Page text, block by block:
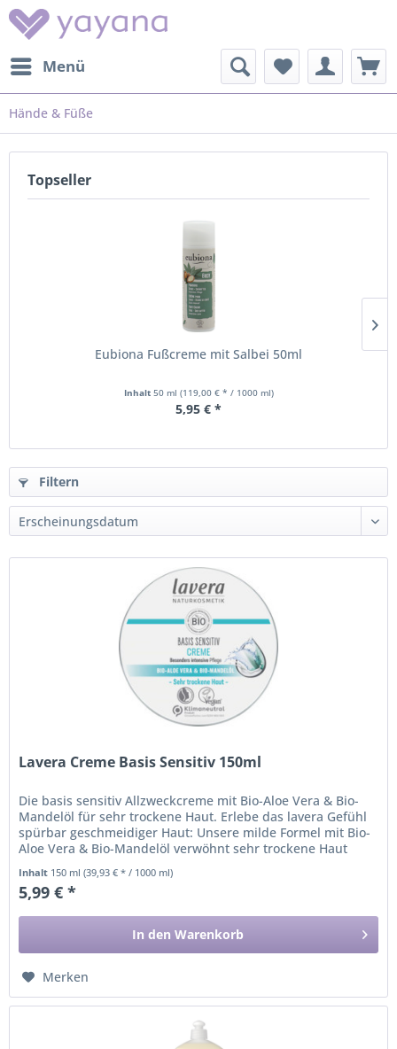
Menü
Hände & Füße
Topseller
Eubiona Fußcreme mit Salbei 50ml
Inhalt 50 ml (119,00 € * / 1000 ml)
5,95 € *
Filtern
Lavera Creme Basis Sensitiv 150ml
Die basis sensitiv Allzweckcreme mit Bio-Aloe Vera & Bio-
Mandelöl für sehr trockene Haut. Erlebe das lavera Gefühl
spürbar geschmeidiger Haut: Unsere milde Formel mit Bio-
Aloe Vera & Bio-Mandelöl verwöhnt sehr trockene Haut
Inhalt 150 ml(39,93 € * / 1000 ml)
5,99 € *
In den Warenkorb
Merken